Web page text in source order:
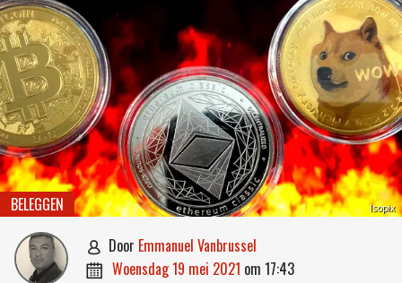
Isopix
BELEGGEN
 door Emmanuel Vanbrussel
 woensdag 19 mei 2021 om 17:43